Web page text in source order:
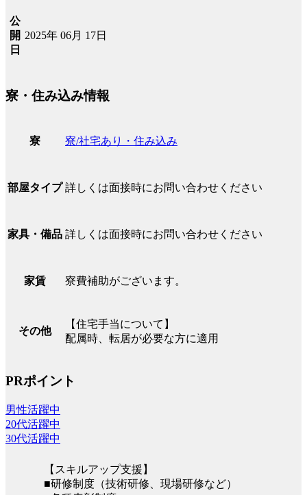
公
開
日
2025年 06月 17日
寮・住み込み情報
寮 寮/社宅あり・住み込み
部屋タイプ 詳しくは面接時にお問い合わせください
家具・備品 詳しくは面接時にお問い合わせください
家賃 寮費補助がございます。
その他
【住宅手当について】
配属時、転居が必要な方に適用
PRポイント
男性活躍中
20代活躍中
30代活躍中
【スキルアップ支援】
■研修制度（技術研修、現場研修など）